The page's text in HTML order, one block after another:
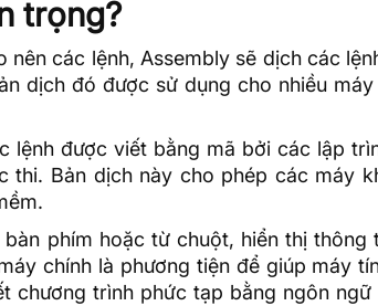
trọng?
các lệnh, Assembly sẽ dịch các
dịch đó được sử dụng cho nhiều
lệnh được viết bằng mã bởi các lập
Bản dịch này cho phép các máy
phím hoặc từ chuột, hiển thị thông
chính là phương tiện để giúp máy
chương trình phức tạp bằng ngôn